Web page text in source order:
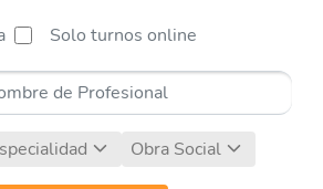
Solo turnos online
Obra Social